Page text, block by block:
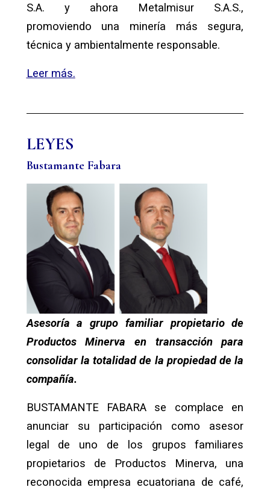
S.A. y ahora Metalmisur S.A.S.,
promoviendo una minería más segura,
técnica y ambientalmente responsable.
Leer más.
LEYES
Bustamante Fabara
Asesoría a grupo familiar propietario de
Productos Minerva en transacción para
consolidar la totalidad de la propiedad de la
compañía.
BUSTAMANTE FABARA se complace en
anunciar su participación como asesor
legal de uno de los grupos familiares
propietarios de Productos Minerva, una
reconocida empresa ecuatoriana de café,